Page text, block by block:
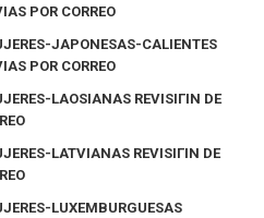
POR CORREO
JAPONESAS-CALIENTES
POR CORREO
LAOSIANAS REVISIГІN DE
LATVIANAS REVISIГІN DE
LUXEMBURGUESAS